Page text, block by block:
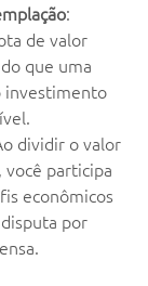
:
de valor
que uma
investimento
dividir o valor
você participa
econômicos
por